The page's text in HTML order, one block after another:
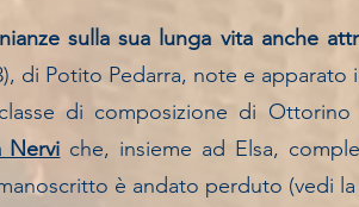
sulla sua lunga vita anche
), di Potito Pedarra, note e apparato
classe di composizione di Ottorino
Nervi che, insieme ad Elsa,
è andato perduto (vedi la